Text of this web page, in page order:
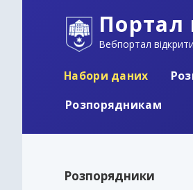
Портал
Вебпортал
Набори даних
Розпорядникам
Розпорядники